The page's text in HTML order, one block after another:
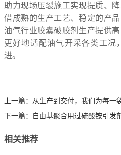
助力现场压裂施工实现提质、
借成熟的生产工艺、稳定的产
油气行业胶囊破胶剂生产提供
更好地适配油气开采各类工况
进。
上一篇：
从生产到交付，我们为每一
下一篇：
自由基聚合用过硫酸铵引发
相关推荐